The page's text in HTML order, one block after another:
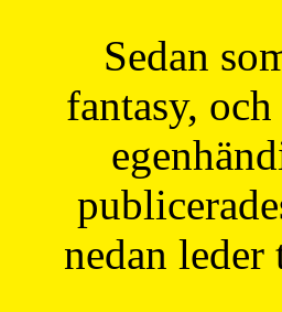
Sedan
fantasy,
nedan